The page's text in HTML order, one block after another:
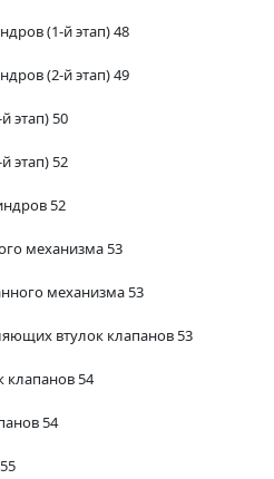
(1-й этап) 48
(2-й этап) 49
этап) 50
этап) 52
52
механизма 53
механизма 53
втулок клапанов 53
54
54